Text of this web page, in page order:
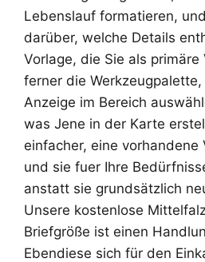
Lebenslauf formatieren,
darüber, welche Details
Vorlage, die Sie als
ferner die
Anzeige im Bereich
was Jene in der Karte
einfacher, eine vorhandene
und sie fuer Ihre
anstatt sie grundsätzlich
Unsere kostenlose
Briefgröße ist einen
Ebendiese sich für den